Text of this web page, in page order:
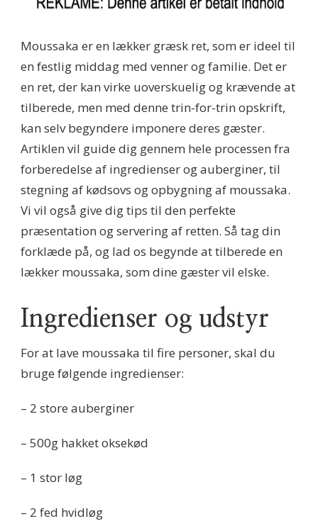
Moussaka er en lækker græsk ret, som er ideel til
en festlig middag med venner og familie. Det er
en ret, der kan virke uoverskuelig og krævende at
tilberede, men med denne trin-for-trin opskrift,
kan selv begyndere imponere deres gæster.
Artiklen vil guide dig gennem hele processen fra
forberedelse af ingredienser og auberginer, til
stegning af kødsovs og opbygning af moussaka.
Vi vil også give dig tips til den perfekte
præsentation og servering af retten. Så tag din
forklæde på, og lad os begynde at tilberede en
lækker moussaka, som dine gæster vil elske.
Ingredienser og udstyr
For at lave moussaka til fire personer, skal du
bruge følgende ingredienser:
– 2 store auberginer
– 500g hakket oksekød
– 1 stor løg
– 2 fed hvidløg